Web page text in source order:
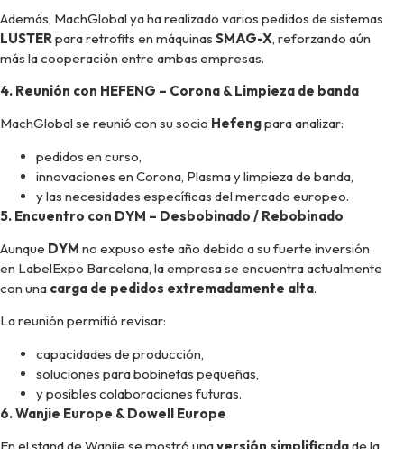
Además, MachGlobal ya ha realizado varios pedidos de sistemas
LUSTER para retrofits en máquinas SMAG-X, reforzando aún
más la cooperación entre ambas empresas.
4. Reunión con HEFENG – Corona & Limpieza de banda
MachGlobal se reunió con su socio Hefengpara analizar:
pedidos en curso,
innovaciones en Corona, Plasma y limpieza de banda,
y las necesidades específicas del mercado europeo.
5. Encuentro con DYM – Desbobinado / Rebobinado
Aunque DYM no expuso este año debido a su fuerte inversión
en LabelExpo Barcelona, la empresa se encuentra actualmente
con una carga de pedidos extremadamente alta.
La reunión permitió revisar:
capacidades de producción,
soluciones para bobinetas pequeñas,
y posibles colaboraciones futuras.
6. Wanjie Europe & Dowell Europe